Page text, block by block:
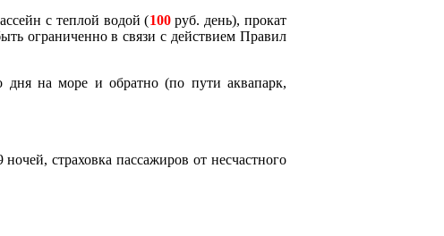
с теплой водой (100руб. день), прокат
ограниченно в связи с действием Правил
дня на море и обратно (по пути аквапарк,
страховка пассажиров от несчастного